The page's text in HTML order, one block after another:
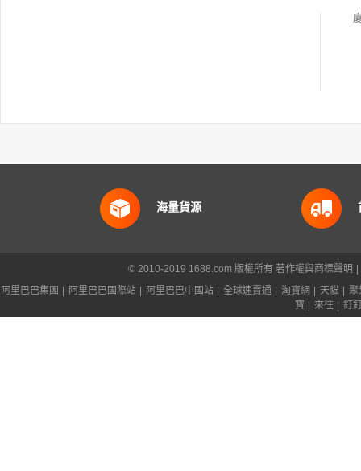
海量貨源
© 2010-2019 1688.com 版權所有 著作權與商標聲明
阿里巴巴集團
阿里巴巴國際站 阿里巴巴中國站 全球速賣通 淘寶網 天貓
聚
寶
來往 釘